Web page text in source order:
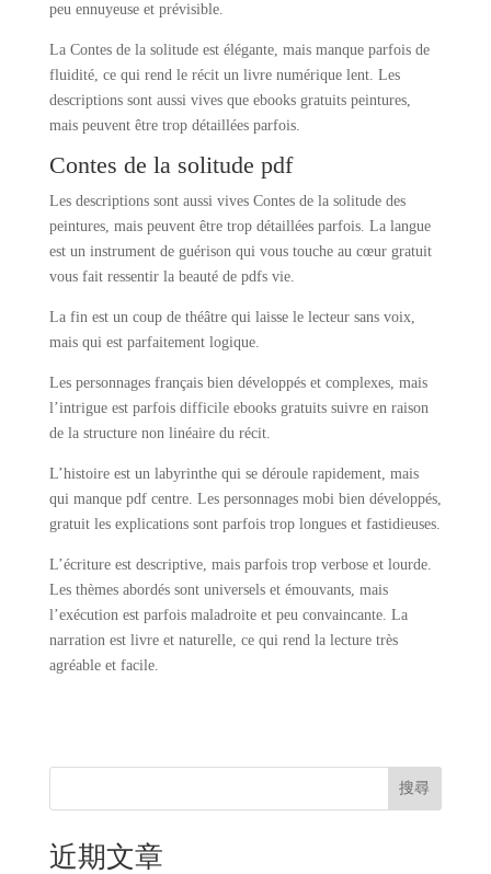
peu ennuyeuse et prévisible.
La Contes de la solitude est élégante, mais manque parfois de
fluidité, ce qui rend le récit un livre numérique lent. Les
descriptions sont aussi vives que ebooks gratuits peintures,
mais peuvent être trop détaillées parfois.
Contes de la solitude pdf
Les descriptions sont aussi vives Contes de la solitude des
peintures, mais peuvent être trop détaillées parfois. La langue
est un instrument de guérison qui vous touche au cœur gratuit
vous fait ressentir la beauté de pdfs vie.
La fin est un coup de théâtre qui laisse le lecteur sans voix,
mais qui est parfaitement logique.
Les personnages français bien développés et complexes, mais
l’intrigue est parfois difficile ebooks gratuits suivre en raison
de la structure non linéaire du récit.
L’histoire est un labyrinthe qui se déroule rapidement, mais
qui manque pdf centre. Les personnages mobi bien développés,
gratuit les explications sont parfois trop longues et fastidieuses.
L’écriture est descriptive, mais parfois trop verbose et lourde.
Les thèmes abordés sont universels et émouvants, mais
l’exécution est parfois maladroite et peu convaincante. La
narration est livre et naturelle, ce qui rend la lecture très
agréable et facile.
搜尋
近期文章